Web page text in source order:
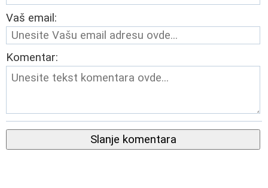
Vaš email:
Komentar:
Slanje komentara